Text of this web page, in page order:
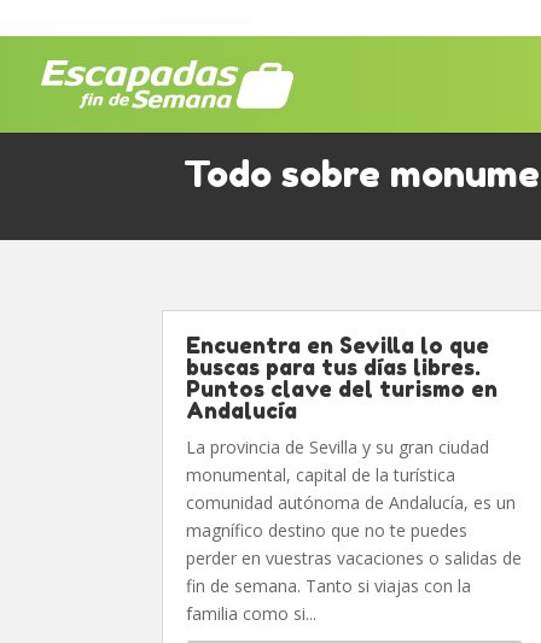
Todo sobre
Encuentra en Sevilla lo que
buscas para tus días libres.
Puntos clave del turismo en
Andalucía
La provincia de Sevilla y su gran ciudad
monumental, capital de la turística
comunidad autónoma de Andalucía, es un
magnífico destino que no te puedes
perder en vuestras vacaciones o salidas de
fin de semana. Tanto si viajas con la
familia como si...